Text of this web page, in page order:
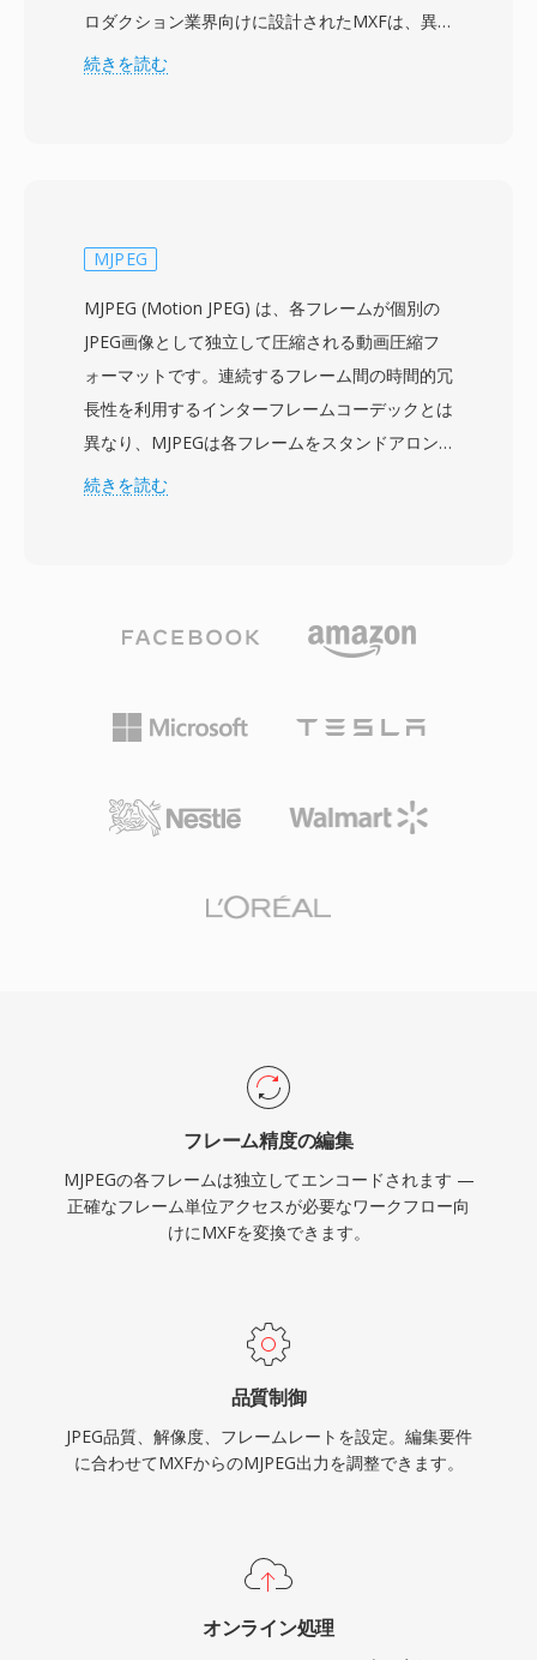
ロダクション業界向けに設計されたMXFは、異
なる制作システムやプラットフォーム間で映像、
シ編集からマスター品質のアーカイブまで、さま
ータフレームワークがMXFの特徴的な要素であ
り、タイムコード、クリップ名、記述マーカー、
ソース参照、技術パラメータなどの制作情報を構
造化されたKey-Length-Value (KLV) エンコーデ
ィングスキームで格納します。このメタデータは
制作チェーン全体を通じてコンテンツとともに伝
MXFファイルは、シンプルな単一アイテムパッ
ケージ (OP1a) から複雑なマルチアイテムプレイ
レーショナルパターンシステムを使用していま
ワークフローシステムがMXFを普遍的にサポー
トしており、放送で使用されるAS-02やAS-11な
も機能しています。
続きを読む
MJPEG
MJPEG (Motion JPEG) は、各フレームが個別の
JPEG画像として独立して圧縮される動画圧縮フ
ォーマットです。連続するフレーム間の時間的冗
長性を利用するインターフレームコーデックとは
異なり、MJPEGは各フレームをスタンドアロン
の写真として扱い、静止画像JPEG符号化で馴染
した。MJPEGのフレーム内のみの性質には、い
ームをデコードすることなく任意のフレームに個
別にアクセス・編集できるため、ビデオ編集やフ
リケーションに非常に適しています。MJPEGは
ており、個々のフレームの完全性と低処理レイテ
レートは時間的圧縮方式と比較して大幅に高くな
ります。MJPEGストリームはHTTPで配信できる
ため、Webベースの監視アプリケーションへの
実装が容易であり、コーデックのシンプルさによ
りリソースが制約された組み込みハードウェアで
も確実にデコードできます。
続きを読む
フレーム精度の編集
MJPEGの各フレームは独立してエンコードされます —
正確なフレーム単位アクセスが必要なワークフロー向
けにMXFを変換できます。
品質制御
JPEG品質、解像度、フレームレートを設定。編集要件
に合わせてMXFからのMJPEG出力を調整できます。
オンライン処理